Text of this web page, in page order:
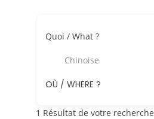
Quoi / What ?
Chinoise
OÙ / WHERE ?
1 Résultat de votre recherche